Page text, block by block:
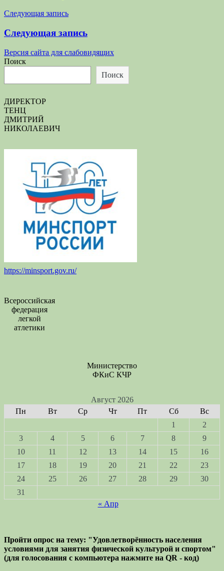
Следующая запись
Следующая запись
Версия сайта для слабовидящих
Поиск
Поиск
ДИРЕКТОР
ТЕНЦ
ДМИТРИЙ
НИКОЛАЕВИЧ
https://minsport.gov.ru/
Всероссийская
федерация
легкой
атлетики
Министерство
ФКиС КЧР
Август 2026
Пн
Вт Ср Чт Пт Сб
Вс
1
2
3
4 5 6 7 8
9
10
11 12 13 14 15
16
17
18 19 20 21 22
23
24
25 26 27 28 29
30
31
« Апр
Пройти опрос на тему: "Удовлетворённость населения
условиями для занятия физической культурой и спортом"
(для голосования с компьютера нажмите на QR - код)